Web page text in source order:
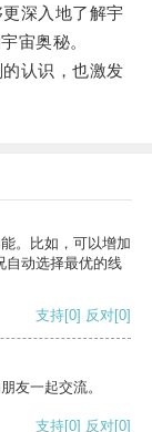
深入地了解宇
宙奥秘。
认识，也激发
。比如，可以增加
自动选择最优的线
支持[0] 反对[0]
友一起交流。
支持[0] 反对[0]